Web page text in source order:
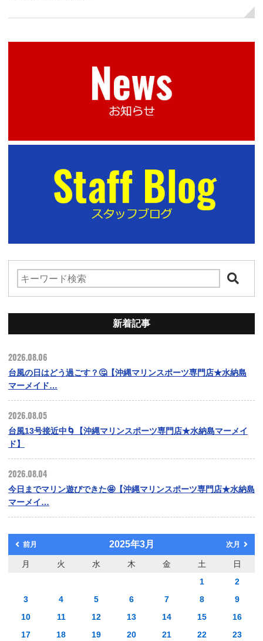
新着記事
2026.08.06
台風の日はどう過ごす？🤔【沖縄マリンスポーツ専門店★水納島
マーメイド…
2026.08.05
台風13号接近中🌀【沖縄マリンスポーツ専門店★水納島マーメイ
ド】
2026.08.04
今日までマリン遊びできた🤩【沖縄マリンスポーツ専門店★水納島
マーメイ…
前月 2025年3月 次月
月 火 水 木 金 土
日
1
2
3
4 5 6 7 8
9
10
11 12 13 14 15
16
17
18 19 20 21 22 23